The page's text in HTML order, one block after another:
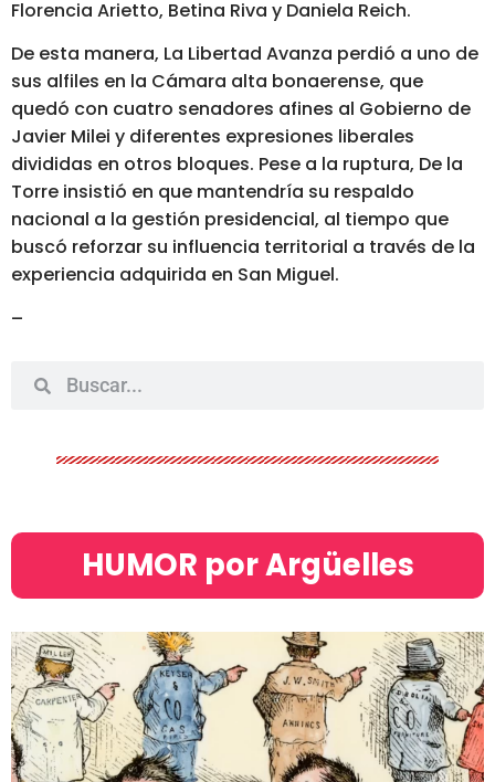
Florencia Arietto, Betina Riva y Daniela Reich.
De esta manera, La Libertad Avanza perdió a uno de
sus alfiles en la Cámara alta bonaerense, que
quedó con cuatro senadores afines al Gobierno de
Javier Milei y diferentes expresiones liberales
divididas en otros bloques. Pese a la ruptura, De la
Torre insistió en que mantendría su respaldo
nacional a la gestión presidencial, al tiempo que
buscó reforzar su influencia territorial a través de la
experiencia adquirida en San Miguel.
–
HUMOR por Argüelles​